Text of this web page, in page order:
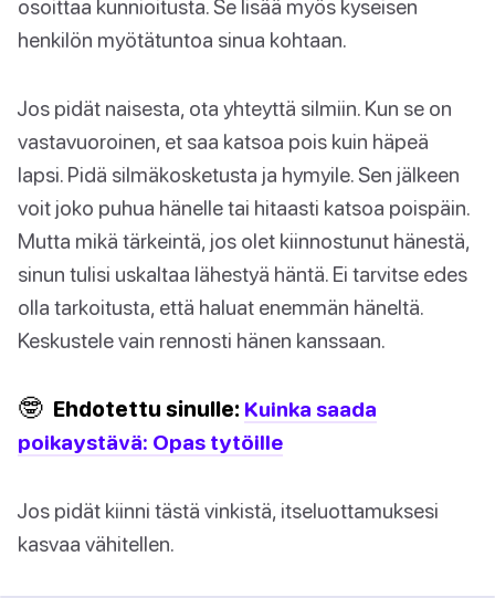
osoittaa kunnioitusta. Se lisää myös kyseisen
henkilön myötätuntoa sinua kohtaan.
Jos pidät naisesta, ota yhteyttä silmiin. Kun se on
vastavuoroinen, et saa katsoa pois kuin häpeä
lapsi. Pidä silmäkosketusta ja hymyile. Sen jälkeen
voit joko puhua hänelle tai hitaasti katsoa poispäin.
Mutta mikä tärkeintä, jos olet kiinnostunut hänestä,
sinun tulisi uskaltaa lähestyä häntä. Ei tarvitse edes
olla tarkoitusta, että haluat enemmän häneltä.
Keskustele vain rennosti hänen kanssaan.
🤓 Ehdotettu sinulle: Kuinka saada
poikaystävä: Opas tytöille
Jos pidät kiinni tästä vinkistä, itseluottamuksesi
kasvaa vähitellen.